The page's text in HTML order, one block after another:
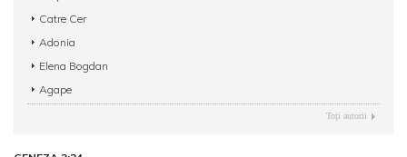
Catre Cer
Adonia
Elena Bogdan
Agape
Toţi autorii